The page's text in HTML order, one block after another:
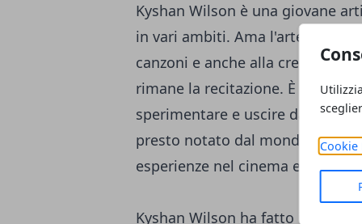
Cookie
Kyshan Wilson è una giovane
in vari ambiti. Ama l'arte in
canzoni e anche alla creazione
rimane la recitazione. È
sperimentare e uscire dalla sua
presto notato dal mondo dello
esperienze nel cinema e in
Kyshan Wilson ha fatto il suo